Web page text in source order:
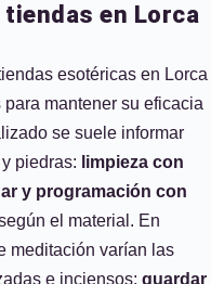
en Lorca
esotéricas en Lorca
mantener su eficacia
se suele informar
piedras: limpieza con
y programación con
el material. En
meditación varían las
e inciensos; guardar